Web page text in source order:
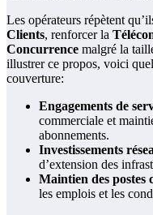
Les opérateurs répètent
Clients, renforcer la
Concurrence malgré la
illustrer ce propos, voici
couverture:
Engagements de
commerciale et
abonnements.
Investissements
d’extension des
Maintien des postes
les emplois et les